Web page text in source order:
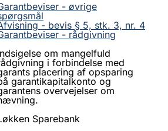
- øvrige
- bevis § 5, stk. 3, nr. 4
- rådgivning
om mangelfuld
i forbindelse med
placering af opsparing
garantikapitalkonto og
overvejelser om
Sparebank